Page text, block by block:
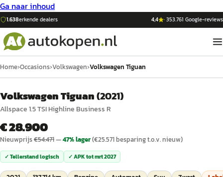
Ga naar inhoud
1.638erkende dealers 4,4 ·353.761 Google-reviews
Home›Occasions›Volkswagen›Volkswagen Tiguan
Volkswagen Tiguan(2021)
Allspace 1.5 TSI Highline Business R
€ 28.900
Nieuwprijs€54.471—47% lager(€25.571besparing t.o.v. nieuw)
✓ Tellerstand logisch ✓ APK totmrt 2027